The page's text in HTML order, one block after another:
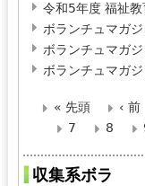
令和5年度 福祉教
ボランチュマガ
ボランチュマガ
ボランチュマガ
ー
« 先頭 ‹ 前
7
8
収集系ボラ